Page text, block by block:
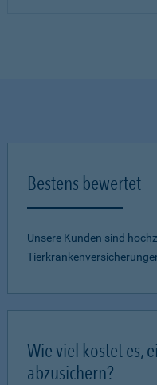
Bestens bewertet
Unsere Kunden sind
Wie viel kostet es,
abzusichern?